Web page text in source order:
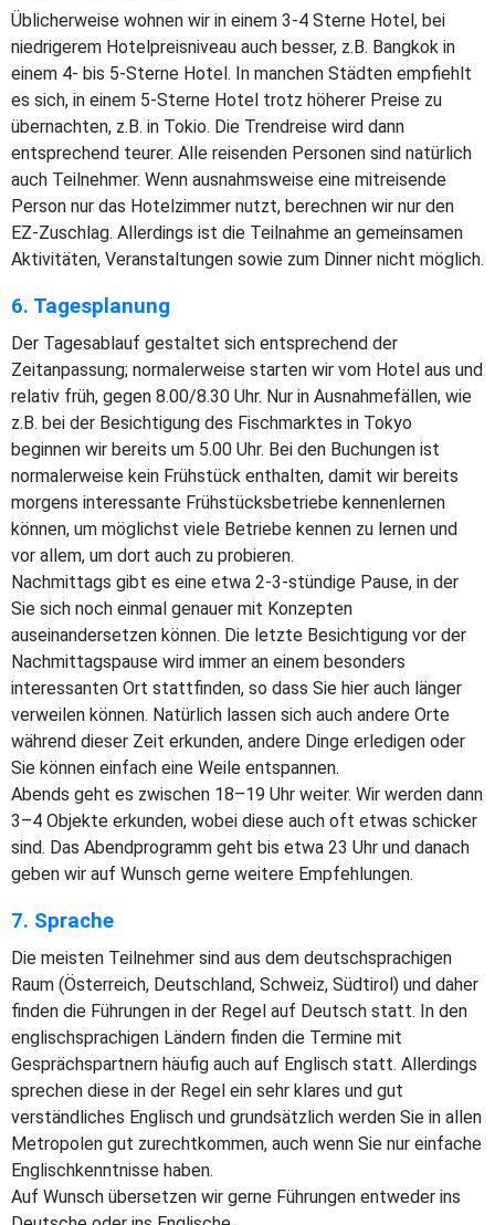
Üblicherweise wohnen wir in einem 3-4 Sterne Hotel, bei
niedrigerem Hotelpreisniveau auch besser, z.B. Bangkok in
einem 4- bis 5-Sterne Hotel. In manchen Städten empfiehlt
es sich, in einem 5-Sterne Hotel trotz höherer Preise zu
übernachten, z.B. in Tokio. Die Trendreise wird dann
entsprechend teurer. Alle reisenden Personen sind natürlich
auch Teilnehmer. Wenn ausnahmsweise eine mitreisende
Person nur das Hotelzimmer nutzt, berechnen wir nur den
EZ-Zuschlag. Allerdings ist die Teilnahme an gemeinsamen
Aktivitäten, Veranstaltungen sowie zum Dinner nicht möglich.
6. Tagesplanung
Der Tagesablauf gestaltet sich entsprechend der
Zeitanpassung; normalerweise starten wir vom Hotel aus und
relativ früh, gegen 8.00/8.30 Uhr. Nur in Ausnahmefällen, wie
z.B. bei der Besichtigung des Fischmarktes in Tokyo
beginnen wir bereits um 5.00 Uhr. Bei den Buchungen ist
normalerweise kein Frühstück enthalten, damit wir bereits
morgens interessante Frühstücksbetriebe kennenlernen
können, um möglichst viele Betriebe kennen zu lernen und
vor allem, um dort auch zu probieren.
Nachmittags gibt es eine etwa 2-3-stündige Pause, in der
Sie sich noch einmal genauer mit Konzepten
auseinandersetzen können. Die letzte Besichtigung vor der
Nachmittagspause wird immer an einem besonders
interessanten Ort stattfinden, so dass Sie hier auch länger
verweilen können. Natürlich lassen sich auch andere Orte
während dieser Zeit erkunden, andere Dinge erledigen oder
Sie können einfach eine Weile entspannen.
Abends geht es zwischen 18–19 Uhr weiter. Wir werden dann
3–4 Objekte erkunden, wobei diese auch oft etwas schicker
sind. Das Abendprogramm geht bis etwa 23 Uhr und danach
geben wir auf Wunsch gerne weitere Empfehlungen.
7. Sprache
Die meisten Teilnehmer sind aus dem deutschsprachigen
Raum (Österreich, Deutschland, Schweiz, Südtirol) und daher
finden die Führungen in der Regel auf Deutsch statt. In den
englischsprachigen Ländern finden die Termine mit
Gesprächspartnern häufig auch auf Englisch statt. Allerdings
sprechen diese in der Regel ein sehr klares und gut
verständliches Englisch und grundsätzlich werden Sie in allen
Metropolen gut zurechtkommen, auch wenn Sie nur einfache
Englischkenntnisse haben.
Auf Wunsch übersetzen wir gerne Führungen entweder ins